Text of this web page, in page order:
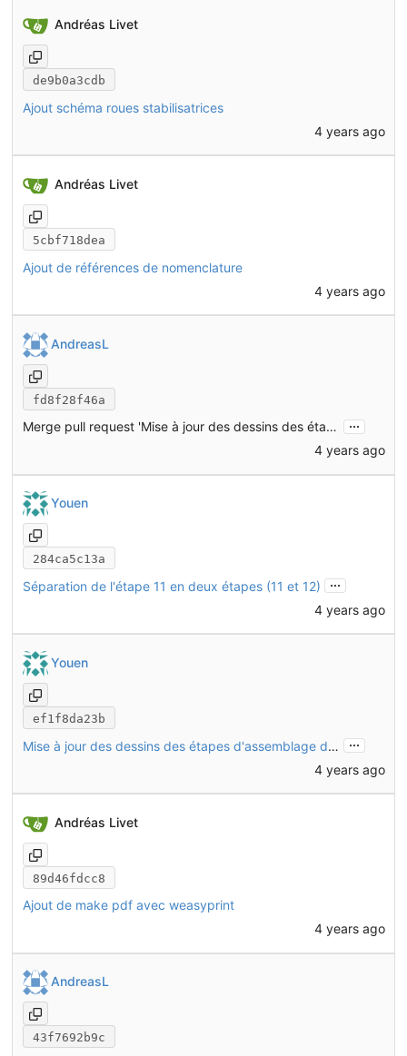
Andréas Livet
de9b0a3cdb
Ajout schéma roues stabilisatrices
4 years ago
Andréas Livet
5cbf718dea
Ajout de références de nomenclature
4 years ago
AndreasL
fd8f28f46a
Merge pull request 'Mise à jour des dessins des étapes d'assemblage du chassis' (
...
4 years ago
Youen
284ca5c13a
Séparation de l'étape 11 en deux étapes (11 et 12)
...
4 years ago
Youen
ef1f8da23b
Mise à jour des dessins des étapes d'assemblage du chassis
...
4 years ago
Andréas Livet
89d46fdcc8
Ajout de make pdf avec weasyprint
4 years ago
AndreasL
43f7692b9c